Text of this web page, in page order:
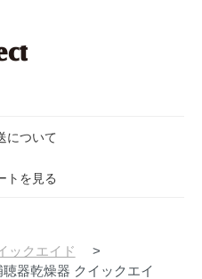
について
トを見る
ックエイド
>
聴器乾燥器 クイックエイ